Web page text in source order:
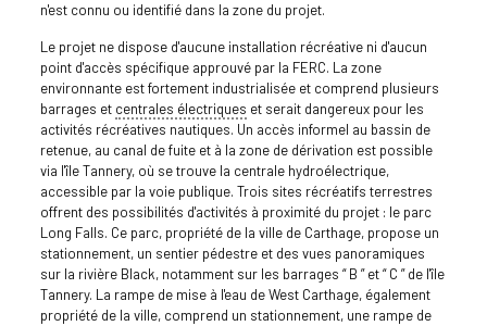
n'est connu ou identifié dans la zone du projet.
Le projet ne dispose d'aucune installation récréative ni d'aucun
point d'accès spécifique approuvé par la FERC. La zone
environnante est fortement industrialisée et comprend plusieurs
barrages et centrales électriques et serait dangereux pour les
activités récréatives nautiques. Un accès informel au bassin de
retenue, au canal de fuite et à la zone de dérivation est possible
via l'île Tannery, où se trouve la centrale hydroélectrique,
accessible par la voie publique. Trois sites récréatifs terrestres
offrent des possibilités d'activités à proximité du projet : le parc
Long Falls. Ce parc, propriété de la ville de Carthage, propose un
stationnement, un sentier pédestre et des vues panoramiques
sur la rivière Black, notamment sur les barrages “ B ” et “ C ” de l'île
Tannery. La rampe de mise à l'eau de West Carthage, également
propriété de la ville, comprend un stationnement, une rampe de